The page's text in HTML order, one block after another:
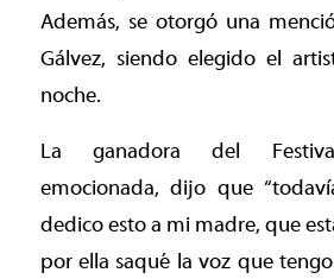
Además, se otorgó una
Gálvez, siendo elegido el
noche.
La ganadora del
emocionada, dijo que
dedico esto a mi madre, que
por ella saqué la voz que